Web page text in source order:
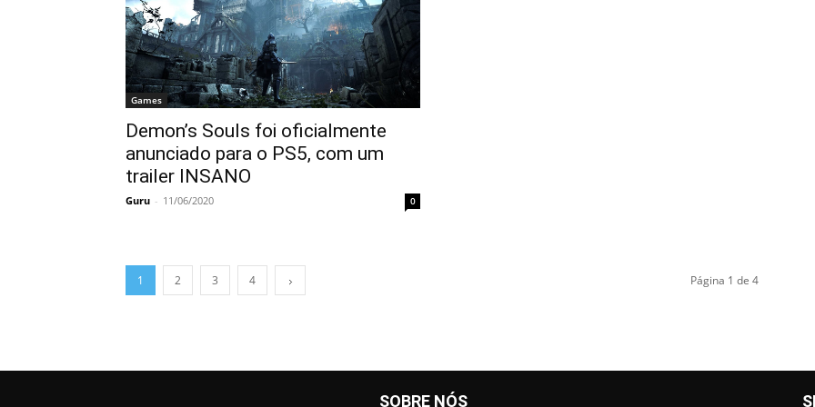
Games
Demon’s Souls foi oficialmente
anunciado para o PS5, com um
trailer INSANO
Guru - 11/06/2020 0
1 2 3 4 Página 1 de 4
SOBRE NÓS